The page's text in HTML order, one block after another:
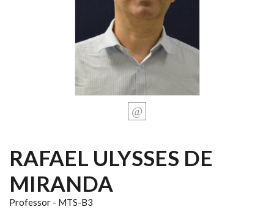
RAFAEL ULYSSES DE
MIRANDA
Professor - MTS-B3